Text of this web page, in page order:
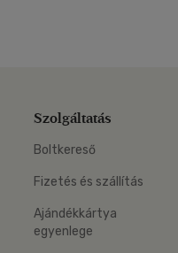
Szolgáltatás
Boltkereső
Fizetés és szállítás
Ajándékkártya
egyenlege